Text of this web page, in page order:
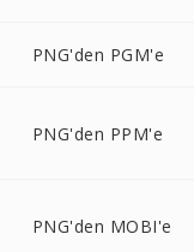
PNG'den PGM'e
PNG'den PPM'e
PNG'den MOBI'e